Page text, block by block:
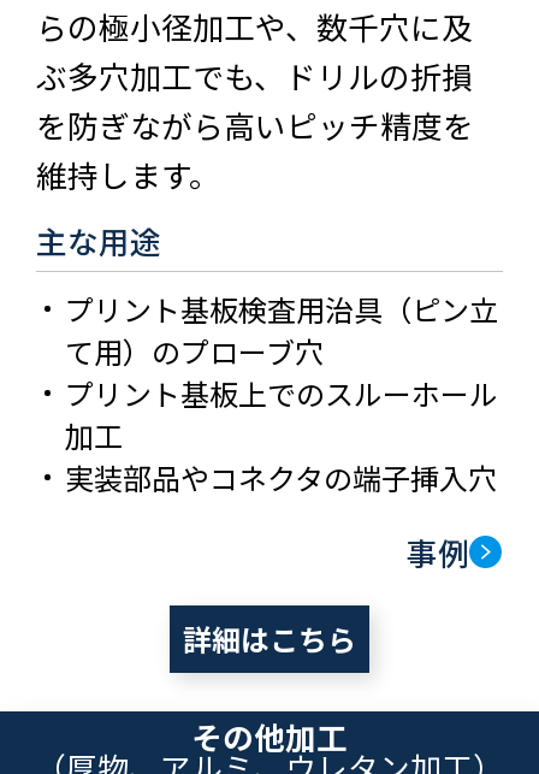
らの極小径加工や、数千穴に及
ぶ多穴加工でも、ドリルの折損
を防ぎながら高いピッチ精度を
維持します。
主な用途
プリント基板検査用治具（ピン立
て用）のプローブ穴
プリント基板上でのスルーホール
加工
実装部品やコネクタの端子挿入穴
事例
詳細はこちら
その他加工